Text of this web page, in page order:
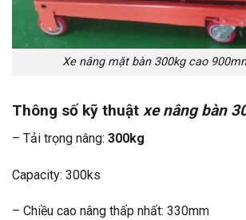
Xe nâng mặt bàn 300kg cao
Thông số kỹ thuật xe nâng bàn
– Tải trọng nâng: 300kg
Capacity: 300ks
– Chiều cao nâng thấp nhất: 330mm